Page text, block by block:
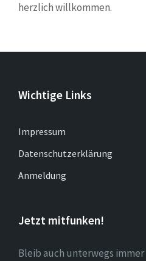
herzlich willkommen.
Wichtige Links
Impressum
Datenschutzerklärung
Anmeldung
Jetzt mitfunken!
Bleib auch unterwegs